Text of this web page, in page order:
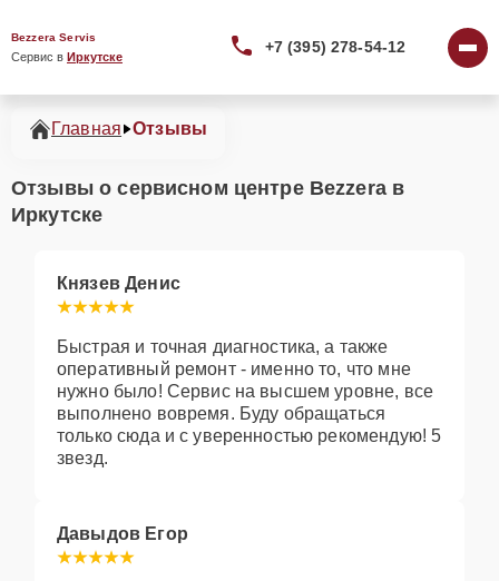
Bezzera Servis
Сервис в Иркутске
+7 (395) 278-54-12
Главная Отзывы
Отзывы о сервисном центре Bezzera в
Иркутске
Князев Денис
Быстрая и точная диагностика, а также
оперативный ремонт - именно то, что мне
нужно было! Сервис на высшем уровне, все
выполнено вовремя. Буду обращаться
только сюда и с уверенностью рекомендую! 5
звезд.
Давыдов Егор